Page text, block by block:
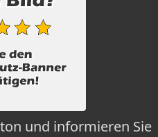
und informieren Sie